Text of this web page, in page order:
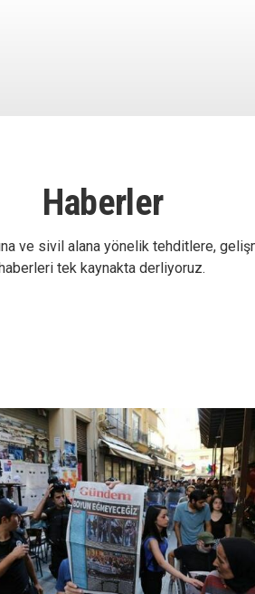
Haberler
ve sivil alana yönelik tehditlere,
tek kaynakta derliyoruz.